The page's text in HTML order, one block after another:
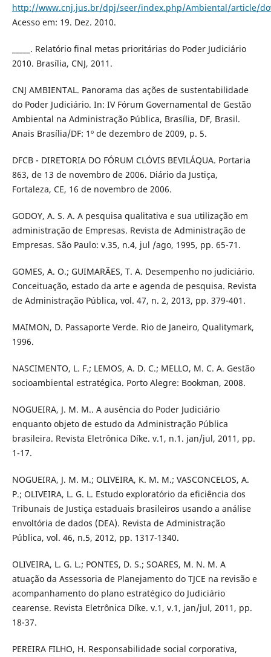
http://www.cnj.jus.br/dpj/seer/index.php/Ambiental/article/
Acesso em: 19. Dez. 2010.
_____. Relatório final metas prioritárias do Poder Judiciário
2010. Brasília, CNJ, 2011.
CNJ AMBIENTAL. Panorama das ações de sustentabilidade
do Poder Judiciário. In: IV Fórum Governamental de Gestão
Ambiental na Administração Pública, Brasília, DF, Brasil.
Anais Brasília/DF: 1º de dezembro de 2009, p. 5.
DFCB - DIRETORIA DO FÓRUM CLÓVIS BEVILÁQUA. Portaria
863, de 13 de novembro de 2006. Diário da Justiça,
Fortaleza, CE, 16 de novembro de 2006.
GODOY, A. S. A. A pesquisa qualitativa e sua utilização em
administração de Empresas. Revista de Administração de
Empresas. São Paulo: v.35, n.4, jul /ago, 1995, pp. 65-71.
GOMES, A. O.; GUIMARÃES, T. A. Desempenho no judiciário.
Conceituação, estado da arte e agenda de pesquisa. Revista
de Administração Pública, vol. 47, n. 2, 2013, pp. 379-401.
MAIMON, D. Passaporte Verde. Rio de Janeiro, Qualitymark,
1996.
NASCIMENTO, L. F.; LEMOS, A. D. C.; MELLO, M. C. A. Gestão
socioambiental estratégica. Porto Alegre: Bookman, 2008.
NOGUEIRA, J. M. M.. A ausência do Poder Judiciário
enquanto objeto de estudo da Administração Pública
brasileira. Revista Eletrônica Díke. v.1, n.1. jan/jul, 2011, pp.
1-17.
NOGUEIRA, J. M. M.; OLIVEIRA, K. M. M.; VASCONCELOS, A.
P.; OLIVEIRA, L. G. L. Estudo exploratório da eficiência dos
Tribunais de Justiça estaduais brasileiros usando a análise
envoltória de dados (DEA). Revista de Administração
Pública, vol. 46, n.5, 2012, pp. 1317-1340.
OLIVEIRA, L. G. L.; PONTES, D. S.; SOARES, M. N. M. A
atuação da Assessoria de Planejamento do TJCE na revisão e
acompanhamento do plano estratégico do Judiciário
cearense. Revista Eletrônica Díke. v.1, v.1, jan/jul, 2011, pp.
18-37.
PEREIRA FILHO, H. Responsabilidade social corporativa,